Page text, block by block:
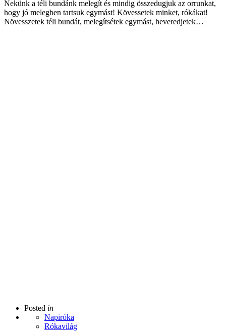
Nekünk a téli bundánk melegít és mindig összedugjuk az orrunkat,
hogy jó melegben tartsuk egymást! Kövessetek minket, rókákat!
Növesszetek téli bundát, melegítsétek egymást, heveredjetek…
Posted in
Napiróka
Rókavilág